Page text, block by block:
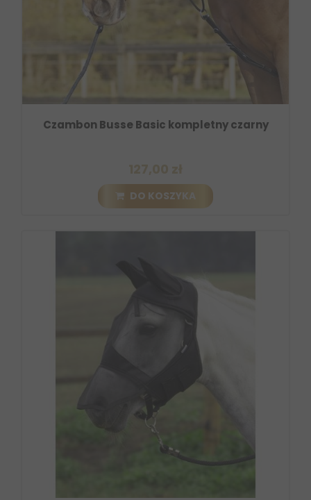
Czambon Busse Basic kompletny czarny
DO KOSZYKA